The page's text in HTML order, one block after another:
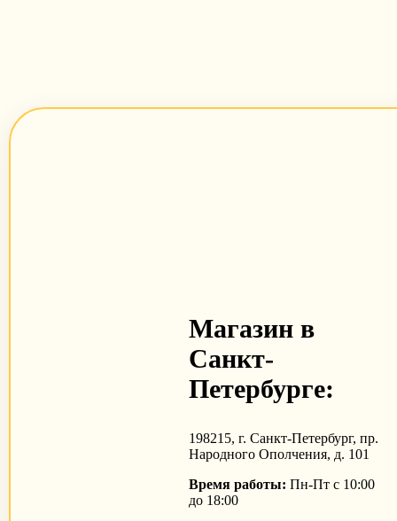
Магазин в
Санкт-
Петербурге:
198215, г. Санкт-Петербург, пр.
Народного Ополчения, д. 101
Время работы: Пн-Пт с 10:00
до 18:00